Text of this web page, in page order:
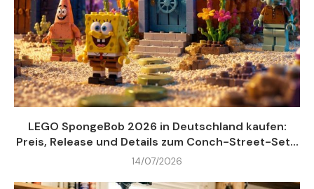
LEGO SpongeBob 2026 in Deutschland kaufen:
Preis, Release und Details zum Conch-Street-Set...
14/07/2026